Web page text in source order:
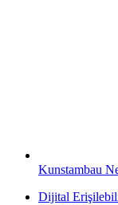
Kunstambau
Dijital